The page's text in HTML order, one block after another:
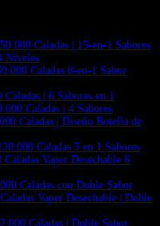
Caladas | 15-en-1 Sabores
Niveles
Caladas 8-en-1 Sabor
| 6 Sabores en 1
Caladas | 4 Sabores
Caladas | Diseño Botella de
Caladas 5 en 1 Sabores
Vaper Desechable 6
Caladas con Doble Sabor
Vaper Desechable | Doble
Caladas | Doble Sabor